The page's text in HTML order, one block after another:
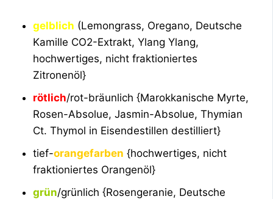
gelblich (Lemongrass, Oregano, Deutsche
Kamille CO2-Extrakt, Ylang Ylang,
hochwertiges, nicht fraktioniertes
Zitronenöl}
rötlich/rot-bräunlich {Marokkanische Myrte,
Rosen-Absolue, Jasmin-Absolue, Thymian
Ct. Thymol in Eisendestillen destilliert}
tief-orangefarben {hochwertiges, nicht
fraktioniertes Orangenöl}
grün/grünlich {Rosengeranie, Deutsche